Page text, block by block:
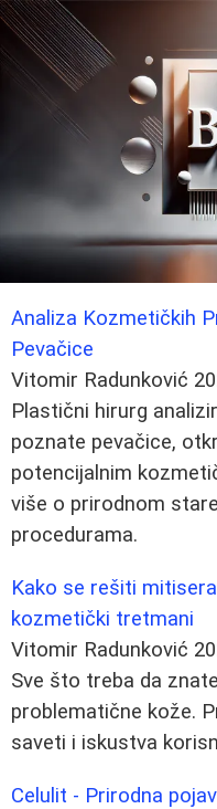
Analiza Kozmetičkih
Pevačice
Vitomir Radunković
Plastični hirurg
poznate pevačice,
potencijalnim
više o prirodnom
procedurama.
Kako se rešiti
kozmetički tretmani
Vitomir Radunković
Sve što treba da
problematične kože.
saveti i iskustva
Celulit - Prirodna